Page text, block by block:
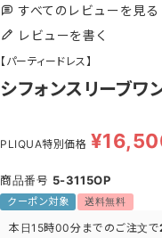
すべてのレビューを見る
レビューを書く
【パーティードレス】
シフォンスリーブワ
PLIQUA特別価格 ¥
商品番号 5-3115OP
クーポン対象 送料無料
本日15時00分 までのご注文で